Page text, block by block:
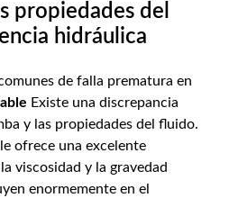
propiedades del
hidráulica
de falla prematura en
Existe una discrepancia
y las propiedades del fluido.
ofrece una excelente
viscosidad y la gravedad
enormemente en el